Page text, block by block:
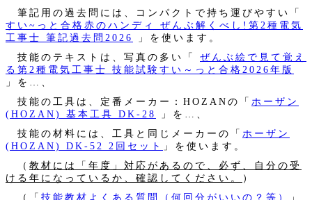
筆記用の過去問には、コンパクトで持ち運びやすい「
すい~っと合格赤のハンディ ぜんぶ解くべし!第2種電気
工事士 筆記過去問2026
」を使います。
技能のテキストは、写真の多い「
ぜんぶ絵で見て覚え
る第2種電気工事士 技能試験すい～っと合格2026年版
」を…、
技能の工具は、定番メーカー：HOZANの「 ホーザン
(HOZAN) 基本工具 DK-28
」を…、
技能の材料には、工具と同じメーカーの「 ホーザン
(HOZAN) DK-52 2回セット
」を使います。
（ 教材には「年度」対応があるので、必ず、自分の受
ける年になっているか、確認してください。
）
（「 技能教材よくある質問（何回分がいいの？等）
」